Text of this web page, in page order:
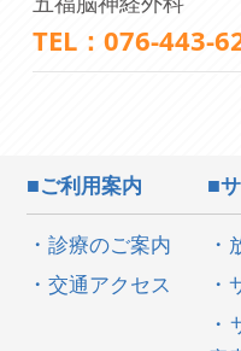
TEL：076-443-
ご利用案内
診療のご案内
交通アクセス